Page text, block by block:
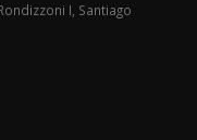
I, Santiago